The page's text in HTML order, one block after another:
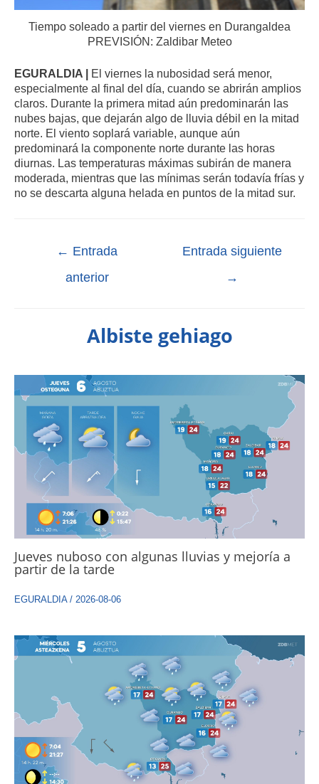
Tiempo soleado a partir del viernes en Durangaldea
PREVISIÓN: Zaldibar Meteo
EGURALDIA |
El viernes la nubosidad será menor,
especialmente al final del día, cuando se abrirán amplios
claros. Durante la primera mitad aún predominarán las
nubes bajas, que dejarán algo de lluvia débil en la mitad
norte. El viento soplará variable, aunque aún
predominará la componente norte durante las horas
diurnas. Las temperaturas máximas subirán de manera
moderada, mientras que las mínimas serán todavía frías y
no se descarta alguna helada en puntos de la mitad sur.
← Entrada
anterior
Entrada siguiente
→
Albiste gehiago
Jueves nuboso con algunas lluvias y mejoría a
partir de la tarde
EGURALDIA/ 2026-08-06